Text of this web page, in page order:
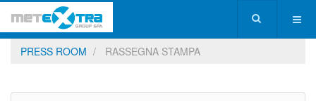
PRESS ROOM RASSEGNA STAMPA